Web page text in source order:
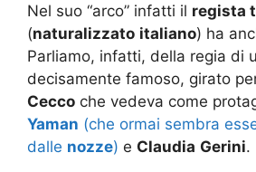
Nel suo “arco” infatti il regista
(naturalizzato italiano) ha
Parliamo, infatti, della regia di
decisamente famoso, girato
Cecco che vedeva come
Yaman (che ormai sembra
dalle nozze) e Claudia Gerini.